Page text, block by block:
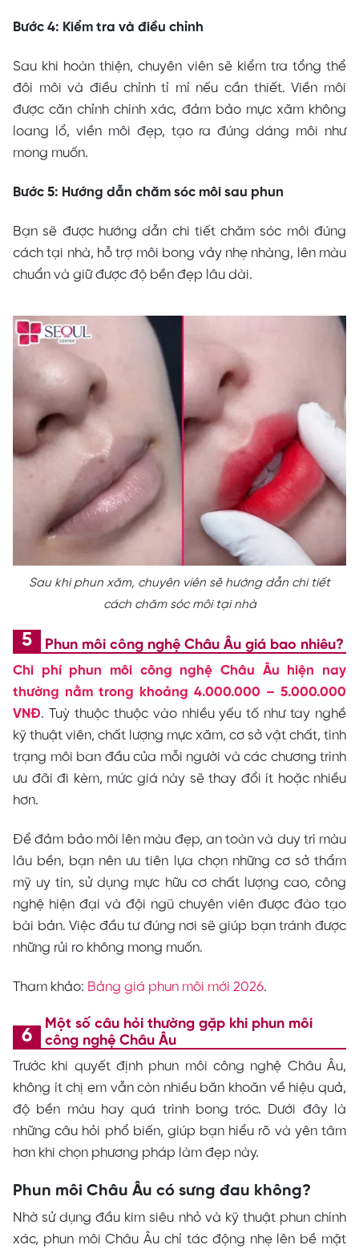
Bước 4: Kiểm tra và điều chỉnh
Sau khi hoàn thiện, chuyên viên sẽ kiểm tra tổng thể
đôi môi và điều chỉnh tỉ mỉ nếu cần thiết. Viền môi
được căn chỉnh chính xác, đảm bảo mực xăm không
loang lổ, viền môi đẹp, tạo ra đúng dáng môi như
mong muốn.
Bước 5: Hướng dẫn chăm sóc môi sau phun
Bạn sẽ được hướng dẫn chi tiết chăm sóc môi đúng
cách tại nhà, hỗ trợ môi bong vảy nhẹ nhàng, lên màu
chuẩn và giữ được độ bền đẹp lâu dài.
Sau khi phun xăm, chuyên viên sẽ hướng dẫn chi tiết
cách chăm sóc môi tại nhà
Phun môi công nghệ Châu Âu giá bao nhiêu?
Chi phí phun môi công nghệ Châu Âu hiện nay
thường nằm trong khoảng 4.000.000 – 5.000.000
VNĐ. Tuỳ thuộc thuộc vào nhiều yếu tố như tay nghề
kỹ thuật viên, chất lượng mực xăm, cơ sở vật chất, tình
trạng môi ban đầu của mỗi người và các chương trình
ưu đãi đi kèm, mức giá này sẽ thay đổi ít hoặc nhiều
hơn.
Để đảm bảo môi lên màu đẹp, an toàn và duy trì màu
lâu bền, bạn nên ưu tiên lựa chọn những cơ sở thẩm
mỹ uy tín, sử dụng mực hữu cơ chất lượng cao, công
nghệ hiện đại và đội ngũ chuyên viên được đào tạo
bài bản. Việc đầu tư đúng nơi sẽ giúp bạn tránh được
những rủi ro không mong muốn.
Tham khảo: Bảng giá phun môi mới 2026.
Một số câu hỏi thường gặp khi phun môi
công nghệ Châu Âu
Trước khi quyết định phun môi công nghệ Châu Âu,
không ít chị em vẫn còn nhiều băn khoăn về hiệu quả,
độ bền màu hay quá trình bong tróc. Dưới đây là
những câu hỏi phổ biến, giúp bạn hiểu rõ và yên tâm
hơn khi chọn phương pháp làm đẹp này.
Phun môi Châu Âu có sưng đau không?
Nhờ sử dụng đầu kim siêu nhỏ và kỹ thuật phun chính
xác, phun môi Châu Âu chỉ tác động nhẹ lên bề mặt